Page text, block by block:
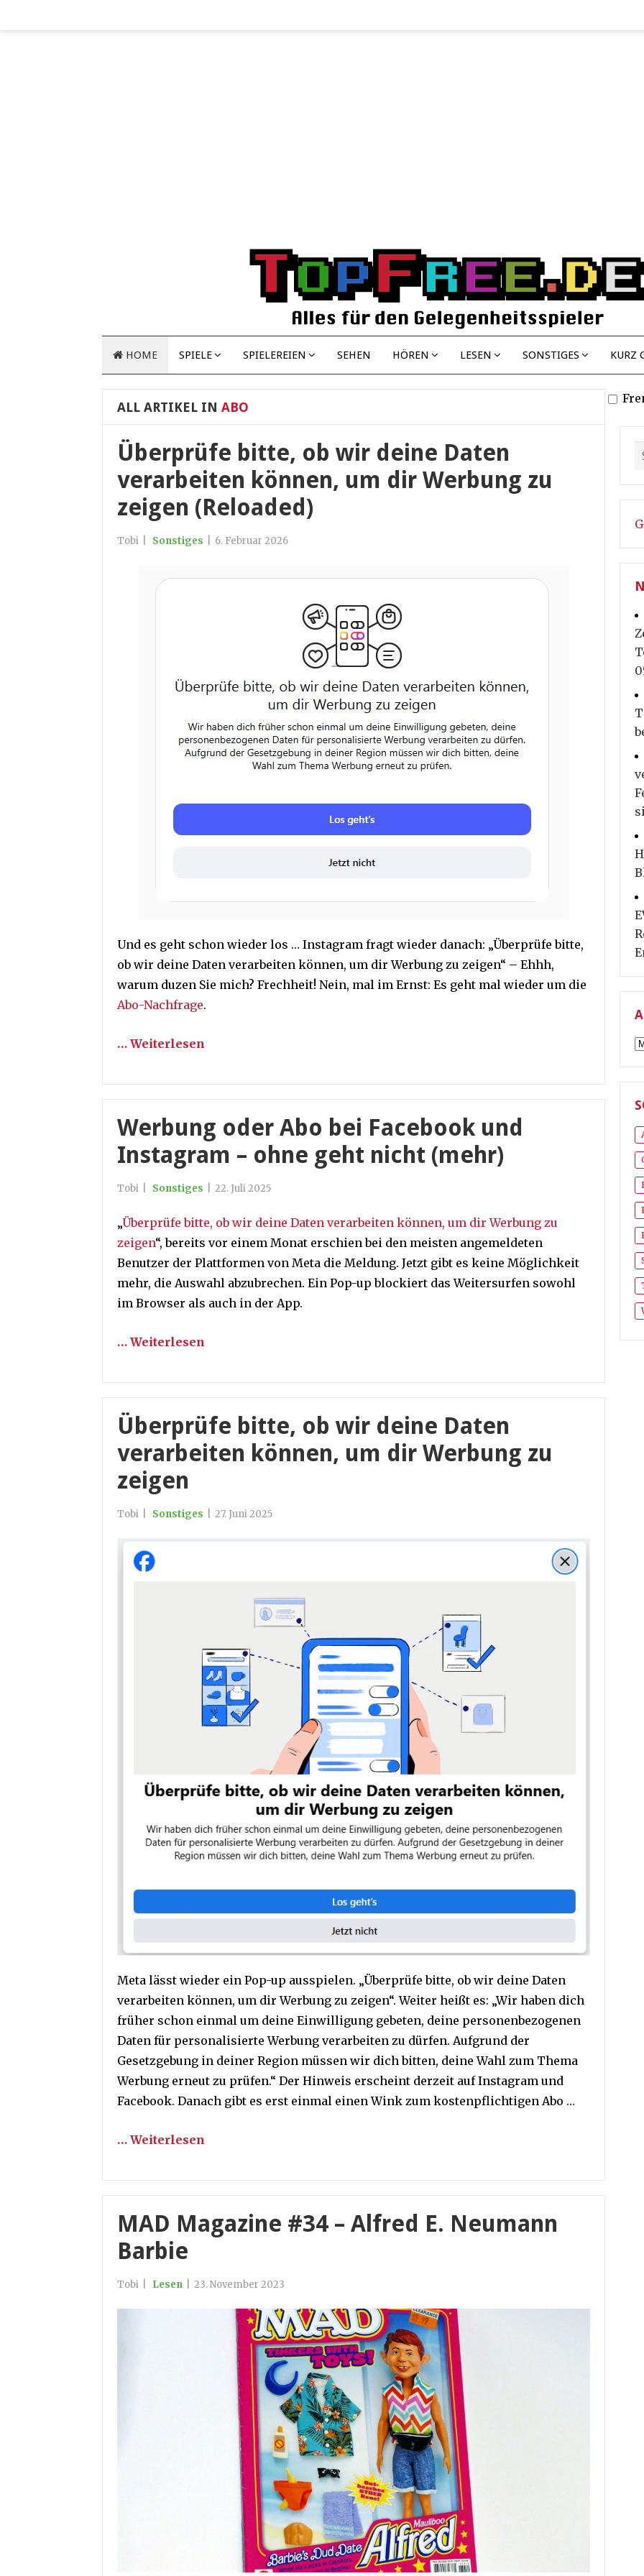
HOME SPIELE SPIELEREIEN SEHEN HÖREN LESEN SONSTIGES KURZ
ALL ARTIKEL IN ABO
Überprüfe bitte, ob wir deine Daten
verarbeiten können, um dir Werbung zu
zeigen (Reloaded)
Tobi Sonstiges 6. Februar 2026
Und es geht schon wieder los … Instagram fragt wieder danach: „Überprüfe bitte,
ob wir deine Daten verarbeiten können, um dir Werbung zu zeigen“ – Ehhh,
warum duzen Sie mich? Frechheit! Nein, mal im Ernst: Es geht mal wieder um die
Abo-Nachfrage.
… Weiterlesen
Werbung oder Abo bei Facebook und
Instagram – ohne geht nicht (mehr)
Tobi Sonstiges 22. Juli 2025
„Überprüfe bitte, ob wir deine Daten verarbeiten können, um dir Werbung zu
zeigen“, bereits vor einem Monat erschien bei den meisten angemeldeten
Benutzer der Plattformen von Meta die Meldung. Jetzt gibt es keine Möglichkeit
mehr, die Auswahl abzubrechen. Ein Pop-up blockiert das Weitersurfen sowohl
im Browser als auch in der App.
… Weiterlesen
Überprüfe bitte, ob wir deine Daten
verarbeiten können, um dir Werbung zu
zeigen
Tobi Sonstiges 27. Juni 2025
Meta lässt wieder ein Pop-up ausspielen. „Überprüfe bitte, ob wir deine Daten
verarbeiten können, um dir Werbung zu zeigen“. Weiter heißt es: „Wir haben dich
früher schon einmal um deine Einwilligung gebeten, deine personenbezogenen
Daten für personalisierte Werbung verarbeiten zu dürfen. Aufgrund der
Gesetzgebung in deiner Region müssen wir dich bitten, deine Wahl zum Thema
Werbung erneut zu prüfen.“ Der Hinweis erscheint derzeit auf Instagram und
Facebook. Danach gibt es erst einmal einen Wink zum kostenpflichtigen Abo …
… Weiterlesen
MAD Magazine #34 – Alfred E. Neumann
Barbie
Tobi Lesen 23. November 2023